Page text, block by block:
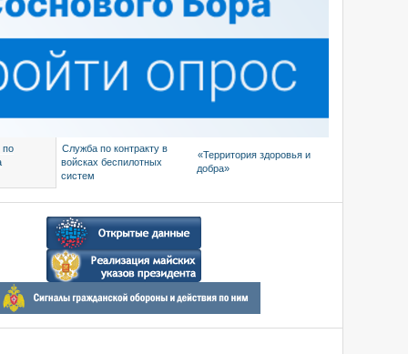
по
Служба по контракту в
войсках беспилотных
систем
«Территория здоровья и
добра»